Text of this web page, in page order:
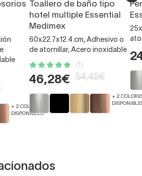
+ 2 COLORES
DISPONIBLES
Toallero de baño tipo
hotel multiple Essential
Medimex
60x22.7x12.4 cm, Adhesivo o
de atornillar, Acero inoxidable
(1)
46,28€ 54,45€
+ 2